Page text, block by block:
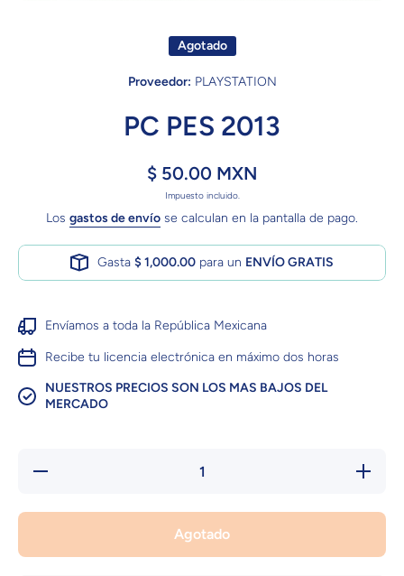
Agotado
Proveedor: PLAYSTATION
PC PES 2013
$ 50.00 MXN
Impuesto incluido.
Los gastos de envío se calculan en la pantalla de pago.
Gasta $ 1,000.00 para un ENVÍO GRATIS
Envíamos a toda la República Mexicana
Recibe tu licencia electrónica en máximo dos horas
NUESTROS PRECIOS SON LOS MAS BAJOS DEL
MERCADO
Reducir
Aumentar
cantidad
2013
Agotado